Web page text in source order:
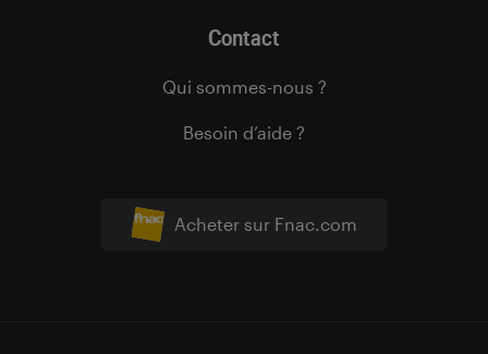
Acheter sur Fnac.com
Contact
Qui sommes-nous ?
Besoin d’aide ?